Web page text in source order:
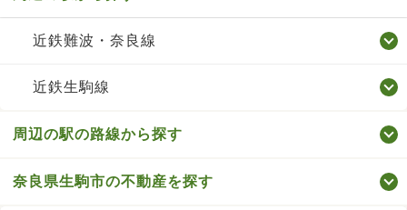
近鉄難波・奈良線
近鉄生駒線
周辺の駅の路線から探す
奈良県生駒市の不動産を探す